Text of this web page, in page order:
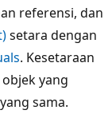
referensi, dan
setara dengan
. Kesetaraan
yang
sama.